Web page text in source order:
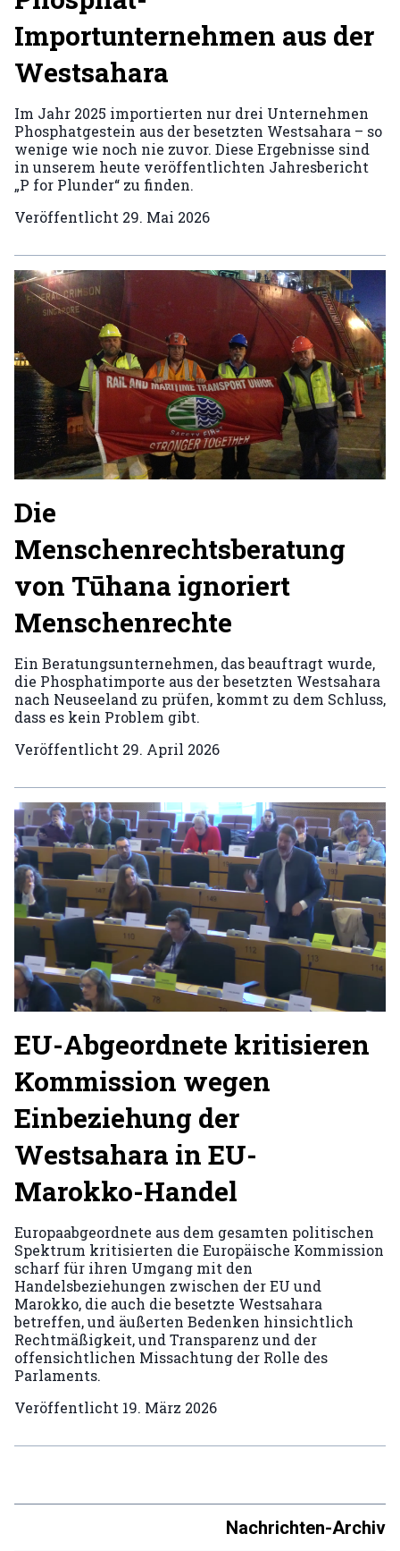
Importunternehmen aus der
Westsahara
Im Jahr 2025 importierten nur drei Unternehmen
Phosphatgestein aus der besetzten Westsahara – so
wenige wie noch nie zuvor. Diese Ergebnisse sind
in unserem heute veröffentlichten Jahresbericht
„P for Plunder“ zu finden.
Veröffentlicht 29. Mai 2026
Die
Menschenrechtsberatung
von Tūhana ignoriert
Menschenrechte
Ein Beratungsunternehmen, das beauftragt wurde,
die Phosphatimporte aus der besetzten Westsahara
nach Neuseeland zu prüfen, kommt zu dem Schluss,
dass es kein Problem gibt.
Veröffentlicht 29. April 2026
EU-Abgeordnete kritisieren
Kommission wegen
Einbeziehung der
Westsahara in EU-
Marokko-Handel
Europaabgeordnete aus dem gesamten politischen
Spektrum kritisierten die Europäische Kommission
scharf für ihren Umgang mit den
Handelsbeziehungen zwischen der EU und
Marokko, die auch die besetzte Westsahara
betreffen, und äußerten Bedenken hinsichtlich
Rechtmäßigkeit, und Transparenz und der
offensichtlichen Missachtung der Rolle des
Parlaments.
Veröffentlicht 19. März 2026
Nachrichten-Archiv